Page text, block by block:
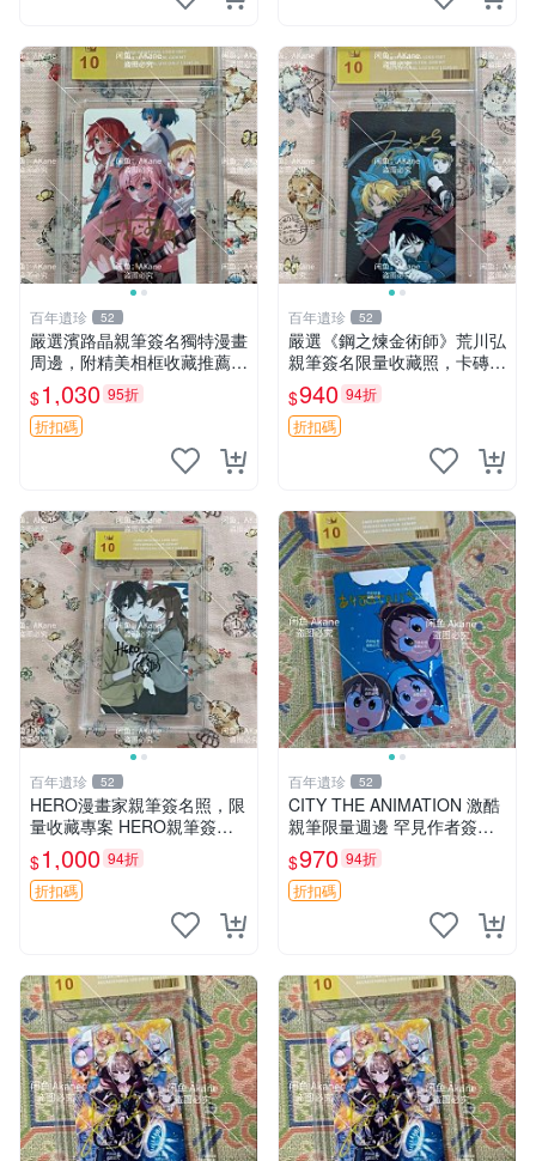
百年遺珍 52
嚴選濱路晶親筆簽名獨特漫畫
周邊，附精美相框收藏推薦
親筆簽名照片 優質相框 收藏
品
$1,030 95折
折扣碼
百年遺珍 52
嚴選《鋼之煉金術師》荒川弘
親筆簽名限量收藏照，卡磚珍
藏版 鋼之煉金術師 收藏 印象
派
$940 94折
折扣碼
百年遺珍 52
HERO漫畫家親筆簽名照，限
量收藏專案 HERO親筆簽名
照、宮村角色照、漫畫周邊收
藏
$1,000 94折
折扣碼
百年遺珍 52
CITY THE ANIMATION 激酷
親筆限量週邊 罕見作者簽名
收藏 現代潮流擺飾 9x9cm 專
家推薦 國際珍藏款 周邊 照片
周邊 尺寸 收藏品
$970 94折
折扣碼